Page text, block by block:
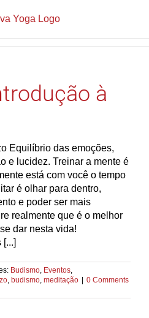
à
Equilíbrio das emoções,
e lucidez. Treinar a mente é
está com você o tempo
é olhar para dentro,
e poder ser mais
realmente que é o melhor
dar nesta vida!
Budismo, Eventos,
, budismo, meditação
0 Comments